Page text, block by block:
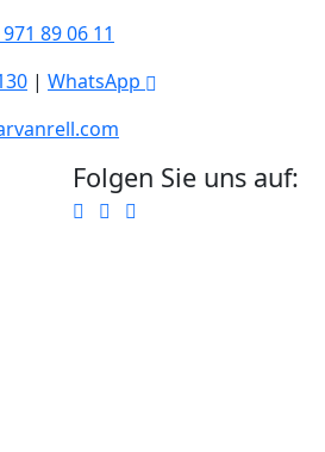
89 06 11
| WhatsApp
Folgen Sie uns auf: